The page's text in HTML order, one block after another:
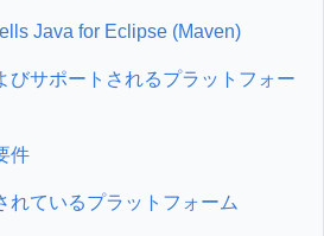
Java for Eclipse (Maven)
びサポートされるプラットフォー
件
れているプラットフォーム